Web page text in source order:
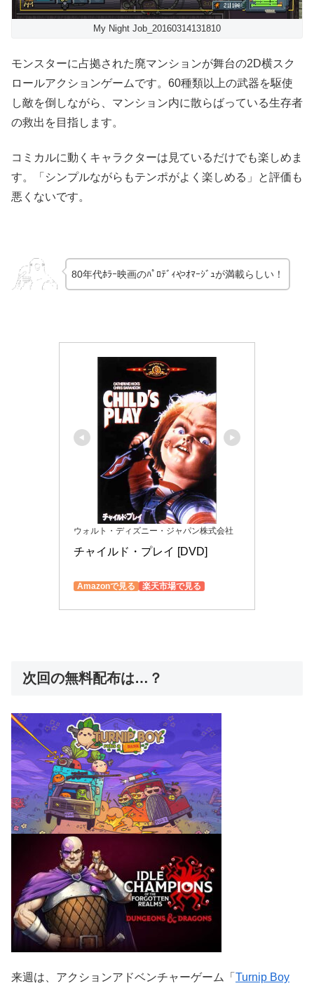
My Night Job_20160314131810
モンスターに占拠された廃マンションが舞台の2D横スク
ロールアクションゲームです。60種類以上の武器を駆使
し敵を倒しながら、マンション内に散らばっている生存者
の救出を目指します。
コミカルに動くキャラクターは見ているだけでも楽しめま
す。「シンプルながらもテンポがよく楽しめる」と評価も
悪くないです。
80年代ﾎﾗｰ映画のﾊﾟﾛﾃﾞｨやｵﾏｰｼﾞｭが満載らしい！
ウォルト・ディズニー・ジャパン株式会社
チャイルド・プレイ [DVD]
Amazonで見る 楽天市場で見る
次回の無料配布は…？
来週は、アクションアドベンチャーゲーム「 Turnip Boy